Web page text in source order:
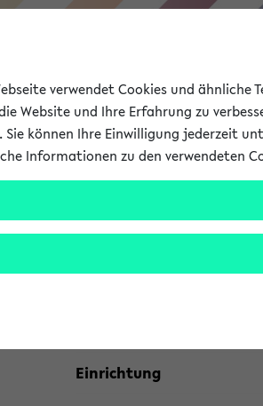
Forschung
Kombisuche
Ihre Suchkriterien:
Einrichtung
verwendet Cookies und
Website und Ihre Erfahrung zu
Sie können Ihre Einwilligung jederzeit
Informationen zu den verwendeten